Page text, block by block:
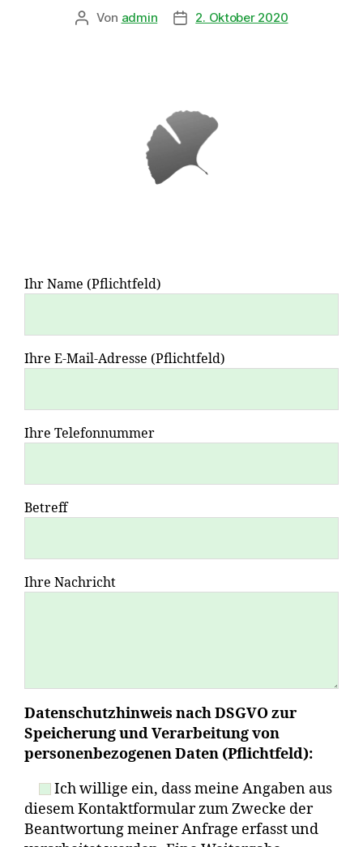
Von admin 2. Oktober 2020
Ihr Name (Pflichtfeld)
Ihre E-Mail-Adresse (Pflichtfeld)
Ihre Telefonnummer
Betreff
Ihre Nachricht
Datenschutzhinweis nach DSGVO zur
Speicherung und Verarbeitung von
personenbezogenen Daten (Pflichtfeld):
Ich willige ein, dass meine Angaben aus
diesem Kontaktformular zum Zwecke der
Beantwortung meiner Anfrage erfasst und